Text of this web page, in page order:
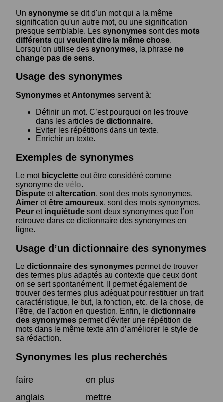
Un synonyme se dit d'un mot qui a la même
signification qu'un autre mot, ou une signification
presque semblable. Les synonymes sont des mots
différents qui veulent dire la même chose.
Lorsqu’on utilise des synonymes, la phrase ne
change pas de sens.
Usage des synonymes
Synonymes et Antonymes servent à:
Définir un mot. C’est pourquoi on les trouve
dans les articles de dictionnaire.
Eviter les répétitions dans un texte.
Enrichir un texte.
Exemples de synonymes
Le mot bicyclette eut être considéré comme
synonyme de vélo.
Dispute etaltercation, sont des mots synonymes.
Aimer etêtre amoureux, sont des mots synonymes.
Peur et inquiétude sont deux synonymes que l’on
retrouve dans ce dictionnaire des synonymes en
ligne.
Usage d’un dictionnaire des synonymes
Le dictionnaire des synonymes permet de trouver
des termes plus adaptés au contexte que ceux dont
on se sert spontanément. Il permet également de
trouver des termes plus adéquat pour restituer un trait
caractéristique, le but, la fonction, etc. de la chose, de
l'être, de l'action en question. Enfin, le dictionnaire
des synonymes permet d’éviter une répétition de
mots dans le même texte afin d’améliorer le style de
sa rédaction.
Synonymes les plus recherchés
faire
en plus
anglais
mettre